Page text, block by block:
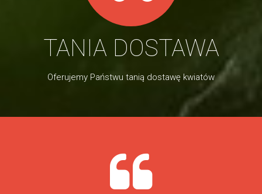
TANIA DOSTAWA
Oferujemy Państwu tanią dostawę kwiatów